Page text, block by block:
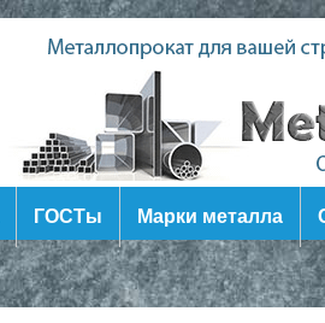
ГОСТы Марки металла